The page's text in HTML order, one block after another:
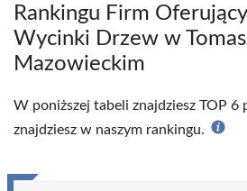
Rankingu Firm
Wycinki Drzew w
Mazowieckim
W poniższej tabeli znajdziesz TOP
znajdziesz w naszym rankingu.